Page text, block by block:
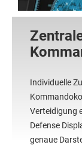
Individuelle
Verteidigung
Defense
genaue